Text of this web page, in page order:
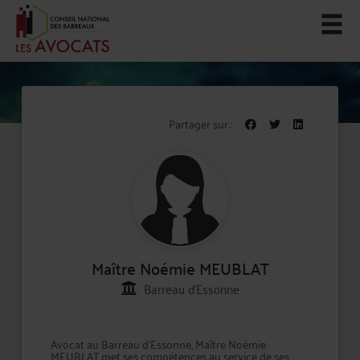
Partager sur :
Maître Noémie MEUBLAT
Barreau d'Essonne
Avocat au Barreau d'Essonne, Maître Noémie
MEUBLAT met ses compétences au service de ses